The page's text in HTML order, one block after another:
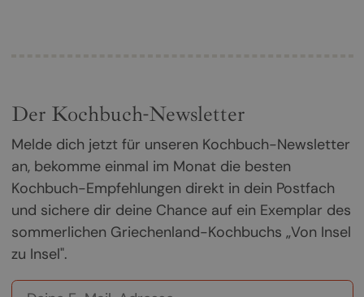
Der Kochbuch-Newsletter
Melde dich jetzt für unseren Kochbuch-Newsletter
an, bekomme einmal im Monat die besten
Kochbuch-Empfehlungen direkt in dein Postfach
und sichere dir deine Chance auf ein Exemplar des
sommerlichen Griechenland-Kochbuchs „Von Insel
zu Insel".